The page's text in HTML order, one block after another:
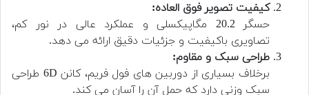
کیفیت تصویر فوق العاده:
حسگر 20.2 مگاپیکسلی و عملکرد عالی در نور کم،
تصاویری باکیفیت و جزئیات دقیق ارائه می دهد.
طراحی سبک و مقاوم:
برخلاف بسیاری از دوربین های فول فریم، کانن 6D طراحی
سبک وزنی دارد که حمل آن را آسان می کند.